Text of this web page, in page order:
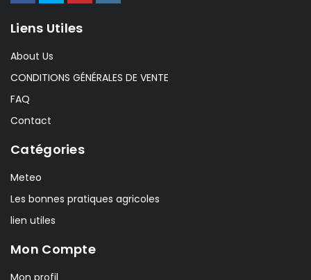
Liens Utiles
About Us
CONDITIONS GÉNÉRALES DE VENTE
FAQ
Contact
Catégories
Meteo
Les bonnes pratiques agricoles
lien utiles
Mon Compte